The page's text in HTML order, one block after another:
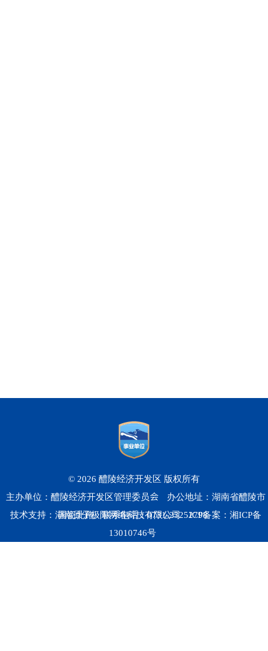
© 2026 醴陵经济开发区 版权所有
主办单位：醴陵经济开发区管理委员会
办公地址：湖南省醴陵市
国瓷北路
联系电话：0731-23252798
技术支持：湖南原子极限网络科技有限公司 ICP备案： 湘ICP备
13010746号